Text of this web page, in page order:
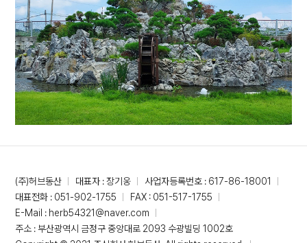
(주)허브동산 대표자 : 장기웅
사업자등록번호 : 617-86-18001
대표전화 : 051-902-1755
FAX : 051-517-1755
E-Mail : herb54321@naver.com
주소 : 부산광역시 금정구 중앙대로 2093 수광빌딩 1002호